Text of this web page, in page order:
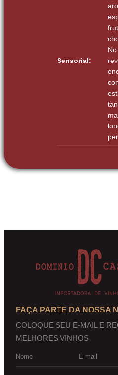
Sensorial:
No
FAÇA PARTE DA NOSSA
COLOQUE SEU E-MAIL E
MELHORES VINHOS